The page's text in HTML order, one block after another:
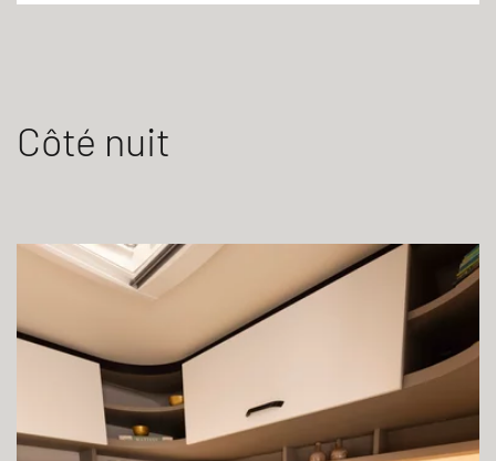
Côté nuit